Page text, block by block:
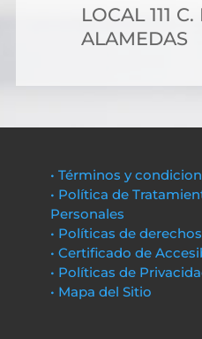
LOCAL 111
ALAMEDAS
• Términos y
• Política de
Personales
• Políticas de
• Certificado de
• Políticas de
• Mapa del Sitio